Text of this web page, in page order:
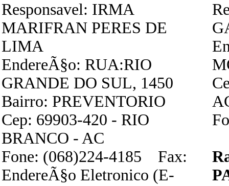
Responsavel: IRMA
MARIFRAN PERES DE
LIMA
EndereÃ§o: RUA:RIO
GRANDE DO SUL, 1450
Bairro: PREVENTORIO
Cep: 69903-420 - RIO
BRANCO - AC
Fone: (068)224-4185 Fax:
EndereÃ§o Eletronico (E-